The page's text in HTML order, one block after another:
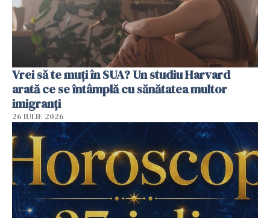
Vrei să te muți în SUA? Un studiu Harvard
arată ce se întâmplă cu sănătatea multor
imigranți
26 IULIE 2026